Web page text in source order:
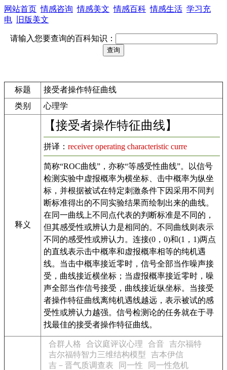
网站首页 情感咨询 情感美文 情感百科 情感生活 学习充
电
旧版美文
请输入您要查询的百科知识：
标题
接受者操作特征曲线
类别
心理学
释义
【接受者操作特征曲线】
拼译： receiver operating characteristic curre
简称“ROC曲线”，亦称“等感受性曲线”。以信号
检测实验中虚报概率为横坐标、击中概率为纵坐
标，并根据被试在特定刺激条件下因采用不同判
断标准得出的不同实验结果而绘制出来的曲线。
在同一曲线上不同点代表的判断标准是不同的，
但其感受性或辨认力是相同的。不同曲线则表示
不同的感受性或辨认力。连接(0，0)和(1，1)两点
的直线表示击中概率和虚报概率相等的纯机遇
线。当击中概率接近零时，信号全部当作噪声接
受，曲线接近横坐标；当虚报概率接近零时，噪
声全部当作信号接受，曲线接近纵坐标。当接受
者操作特征曲线离纯机遇线越远，表示被试的感
受性或辨认力越强。信号检测论的任务就在于寻
找最佳的接受者操作特征曲线。
合群人格 合议庭评议心理 合音
吉尔福特
吉尔福特智力三维结构模型
吉本伊信
吉－晋气质调查表
同一性
同一性危机